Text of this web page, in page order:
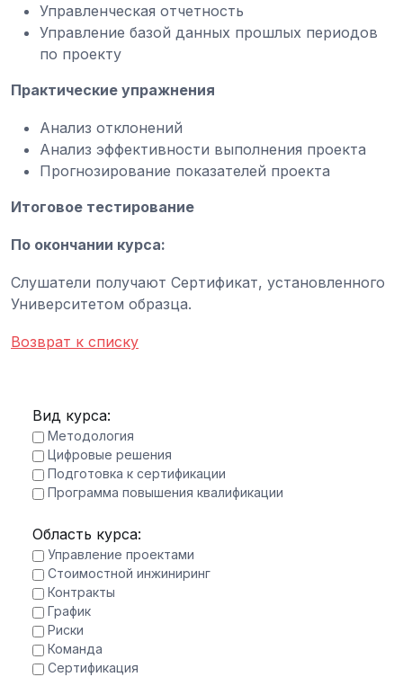
Вид курса:
Методология
Цифровые решения
Подготовка к сертификации
Программа повышения квалификации
Область курса:
Управление проектами
Стоимостной инжиниринг
Контракты
График
Риски
Команда
Сертификация
Управленческая отчетность
Управление базой данных прошлых периодов
по проекту
Практические упражнения
Анализ отклонений
Анализ эффективности выполнения проекта
Прогнозирование показателей проекта
Итоговое тестирование
По окончании курса:
Слушатели получают Сертификат, установленного
Университетом образца.
Возврат к списку